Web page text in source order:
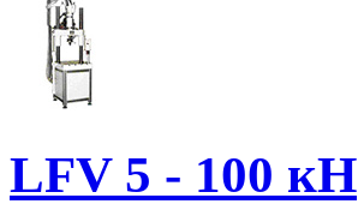
LFV 5 - 100 кН